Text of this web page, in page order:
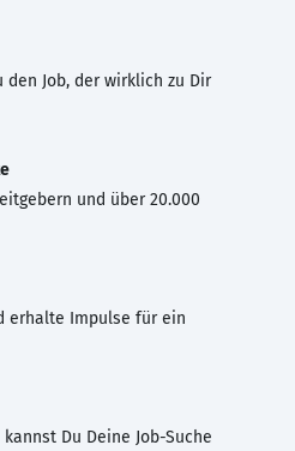
den Job, der wirklich zu Dir
und über 20.000
erhalte Impulse für ein
Du Deine Job-Suche